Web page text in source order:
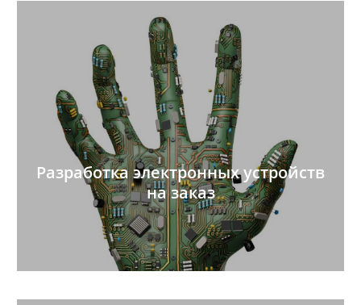
Разработка электронных устройств
на заказ